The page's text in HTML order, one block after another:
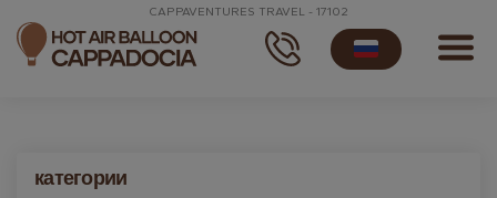
CAPPAVENTURES TRAVEL - 17102
категории